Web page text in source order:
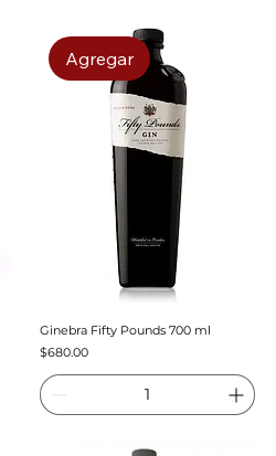
Agregar
Ginebra Fifty Pounds 700 ml
Precio
$680.00